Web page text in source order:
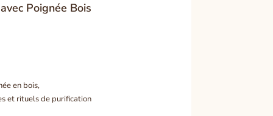
Poignée Bois
en bois,
et rituels de purification